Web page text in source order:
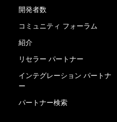
開発者数
コミュニティ フォーラム
紹介
リセラー パートナー
インテグレーション パートナ
ー
パートナー検索